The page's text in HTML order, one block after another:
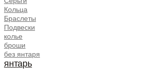
Кольца
Браслеты
Подвески
колье
броши
без янтаря
янтарь